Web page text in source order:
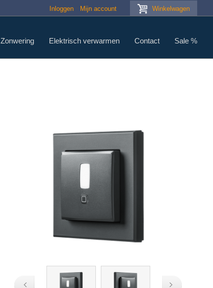
Winkelwagen
Inloggen Mijn account
Zonwering Elektrisch verwarmen Contact Sale %